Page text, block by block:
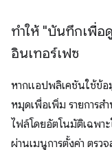
ทำให้ "บันทึกเพื่อ
อินเทอร์เฟซ
หากแอปพลิเคชันใช้ข้อ
หมุดเพื่อเพิ่ม รายการส
ไฟล์โดยอัตโนมัติเฉพา
ผ่านเมนูการตั้งค่า ตรว